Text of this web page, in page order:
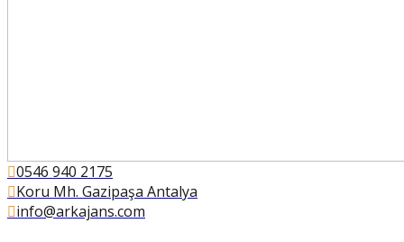
0546 940 2175
Koru Mh. Gazipaşa Antalya
info@arkajans.com